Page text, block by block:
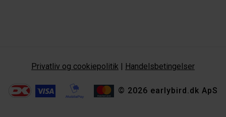
Privatliv og cookiepolitik | Handelsbetingelser
© 2026 earlybird.dk ApS